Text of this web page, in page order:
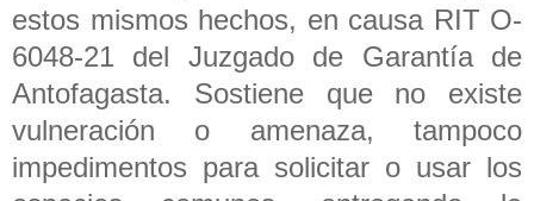
estos mismos hechos, en causa RIT O-
6048-21 del Juzgado de Garantía de
Antofagasta. Sostiene que no existe
vulneración o amenaza, tampoco
impedimentos para solicitar o usar los